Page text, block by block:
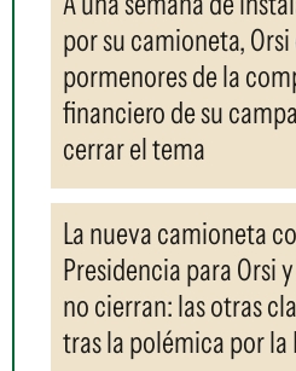
por su camioneta,
pormenores de la
financiero de su
cerrar el tema
La nueva camioneta
Presidencia para Orsi
no cierran: las otras
tras la polémica por la